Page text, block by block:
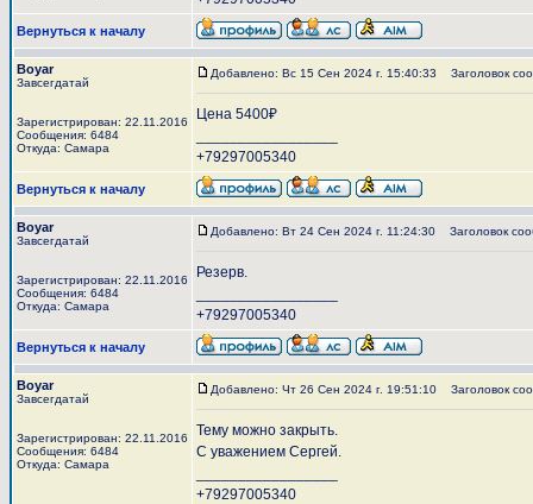
Вернуться к началу
Boyar
Завсегдатай
Зарегистрирован: 22.11.2016
Сообщения: 6484
Откуда: Самара
Добавлено: Вс 15 Сен 2024 г. 15:40:33 Заголовок
Цена 5400₽
+79297005340
Вернуться к началу
Boyar
Завсегдатай
Зарегистрирован: 22.11.2016
Сообщения: 6484
Откуда: Самара
Добавлено: Вт 24 Сен 2024 г. 11:24:30 Заголовок
Резерв.
+79297005340
Вернуться к началу
Boyar
Завсегдатай
Зарегистрирован: 22.11.2016
Сообщения: 6484
Откуда: Самара
Добавлено: Чт 26 Сен 2024 г. 19:51:10 Заголовок
Тему можно закрыть.
С уважением Сергей.
+79297005340